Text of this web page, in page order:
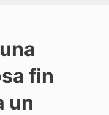
fin
un